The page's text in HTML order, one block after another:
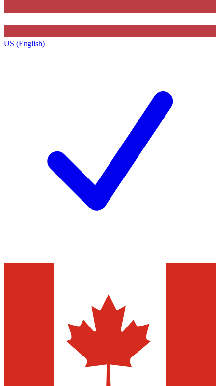
US (English)